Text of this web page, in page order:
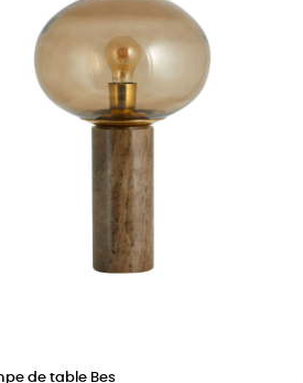
de table Bes